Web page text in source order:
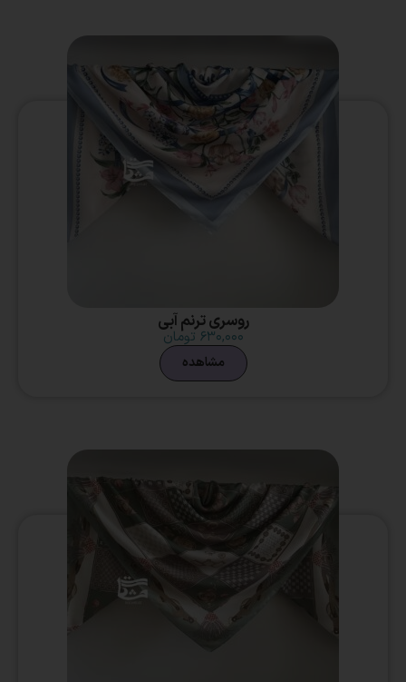
روسری ترنم آبی
۶۳۰,۰۰۰ تومان
مشاهده